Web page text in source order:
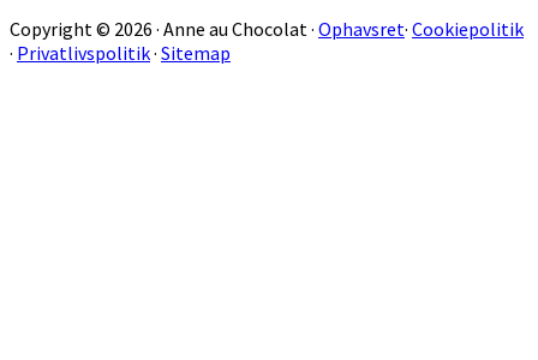
sitet
Copyright © 2026 · Anne au Chocolat · Ophavsret· Cookiepolitik
· Privatlivspolitik· Sitemap